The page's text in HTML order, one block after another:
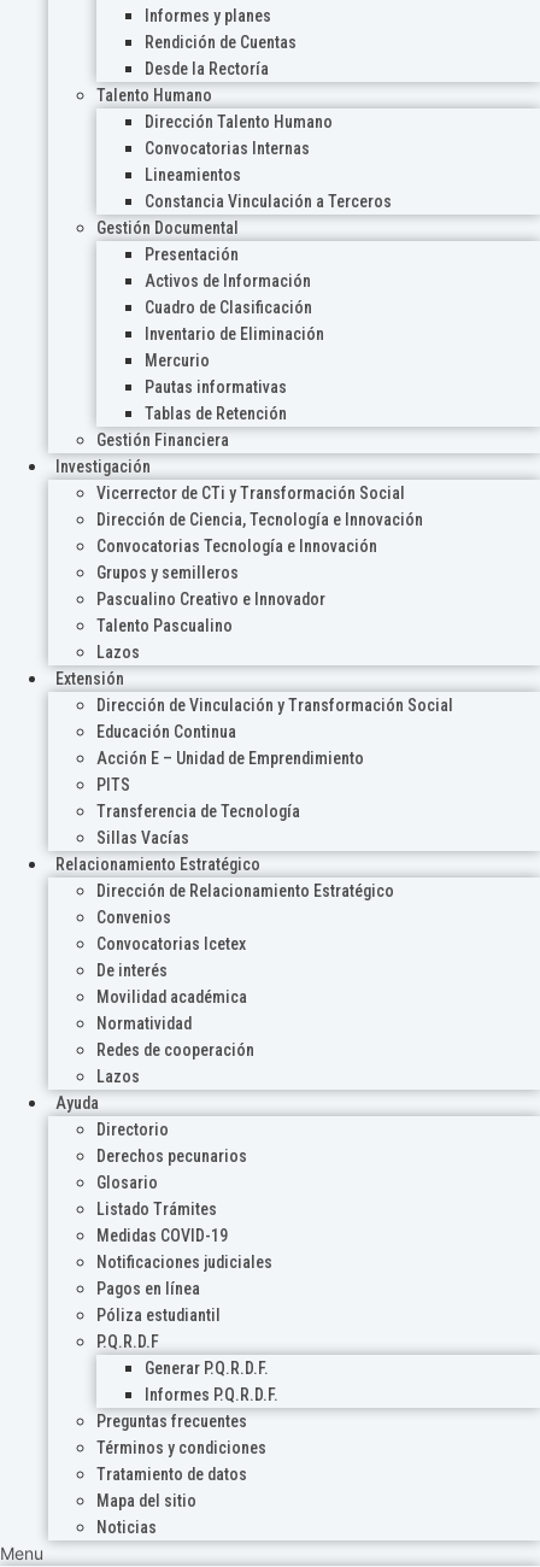
Informes y planes
Rendición de Cuentas
Desde la Rectoría
Talento Humano
Dirección Talento Humano
Convocatorias Internas
Lineamientos
Constancia Vinculación a Terceros
Gestión Documental
Presentación
Activos de Información
Cuadro de Clasificación
Inventario de Eliminación
Mercurio
Pautas informativas
Tablas de Retención
Gestión Financiera
Investigación
Vicerrector de CTi y Transformación Social
Dirección de Ciencia, Tecnología e Innovación
Convocatorias Tecnología e Innovación
Grupos y semilleros
Pascualino Creativo e Innovador
Talento Pascualino
Lazos
Extensión
Dirección de Vinculación y Transformación Social
Educación Continua
Acción E – Unidad de Emprendimiento
PITS
Transferencia de Tecnología
Sillas Vacías
Relacionamiento Estratégico
Dirección de Relacionamiento Estratégico
Convenios
Convocatorias Icetex
De interés
Movilidad académica
Normatividad
Redes de cooperación
Lazos
Ayuda
Directorio
Derechos pecunarios
Glosario
Listado Trámites
Medidas COVID-19
Notificaciones judiciales
Pagos en línea
Póliza estudiantil
P.Q.R.D.F
Generar P.Q.R.D.F.
Informes P.Q.R.D.F.
Preguntas frecuentes
Términos y condiciones
Tratamiento de datos
Mapa del sitio
Noticias
Menu